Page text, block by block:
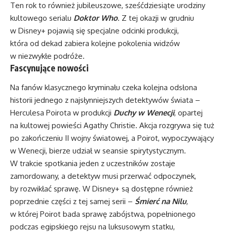
Ten rok to również jubileuszowe, sześćdziesiąte urodziny
kultowego serialu Doktor Who. Z tej okazji w grudniu
w Disney+ pojawią się specjalne odcinki produkcji,
która od dekad zabiera kolejne pokolenia widzów
w niezwykłe podróże.
Fascynujące nowości
Na fanów klasycznego kryminału czeka kolejna odsłona
historii jednego z najsłynniejszych detektywów świata –
Herculesa Poirota w produkcji Duchy w Wenecji, opartej
na kultowej powieści Agathy Christie. Akcja rozgrywa się tuż
po zakończeniu II wojny światowej, a Poirot, wypoczywający
w Wenecji, bierze udział w seansie spirytystycznym.
W trakcie spotkania jeden z uczestników zostaje
zamordowany, a detektyw musi przerwać odpoczynek,
by rozwikłać sprawę. W Disney+ są dostępne również
poprzednie części z tej samej serii – Śmierć na Nilu,
w której Poirot bada sprawę zabójstwa, popełnionego
podczas egipskiego rejsu na luksusowym statku,